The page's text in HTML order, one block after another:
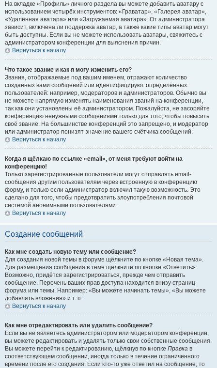
На вкладке «Профиль» личного раздела вы можете добавить аватару с
использованием четырёх инструментов: «Граватар», «Галерея аватар»,
«Удалённая аватара» или «Загружаемая аватара». От администратора
зависит, включена ли поддержка аватар, а также какие типы аватар могут
быть доступны. Если вы не можете использовать аватары, свяжитесь с
администратором конференции для выяснения причин.
Вернуться к началу
Что такое звание и как я могу изменить его?
Звания, отображаемые под вашим именем, отражают количество
созданных вами сообщений или идентифицируют определённых
пользователей: например, модераторов и администраторов. Обычно вы
не можете напрямую изменять наименования званий на конференции,
так как они установлены её администратором. Пожалуйста, не засоряйте
конференцию ненужными сообщениями только для того, чтобы повысить
своё звание. На большинстве конференций это запрещено, и модератор
или администратор понизят значение вашего счётчика сообщений.
Вернуться к началу
Когда я щёлкаю по ссылке «email», от меня требуют войти на
конференцию!
Только зарегистрированные пользователи могут отправлять email-
сообщения другим пользователям через встроенную в конференцию
форму, и только если администратор включил такую возможность. Это
сделано для того, чтобы предотвратить злоупотребления почтовой
системой анонимными пользователями.
Вернуться к началу
Создание сообщений
Как мне создать новую тему или сообщение?
Для создания новой темы в форуме щёлкните по кнопке «Новая тема».
Для размещения сообщения в теме щёлкните по кнопке «Ответить».
Возможно, придётся зарегистрироваться, прежде чем отправить
сообщение. Перечень ваших прав доступа находится внизу страниц
форума или темы. Например: «Вы можете начинать темы», «Вы можете
добавлять вложения» и т. п.
Вернуться к началу
Как мне отредактировать или удалить сообщение?
Если вы не являетесь администратором или модератором конференции,
вы можете редактировать и удалять только свои собственные сообщения.
Вы можете перейти к редактированию, щёлкнув по кнопке Правка в
соответствующем сообщении, иногда только в течение ограниченного
времени после его создания. Если кто-то уже ответил на сообщение, то